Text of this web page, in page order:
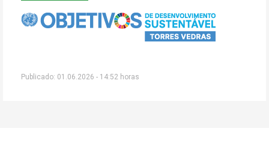
Publicado: 01.06.2026 - 14:52 horas